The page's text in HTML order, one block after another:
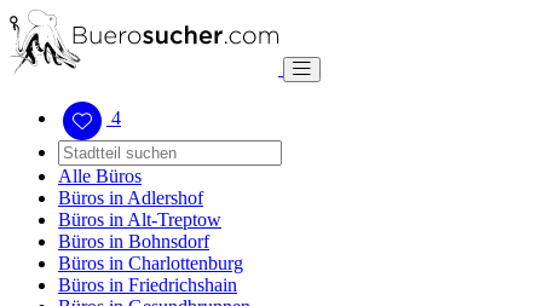
4
Alle Büros
Büros in Adlershof
Büros in Alt-Treptow
Büros in Bohnsdorf
Büros in Charlottenburg
Büros in Friedrichshain